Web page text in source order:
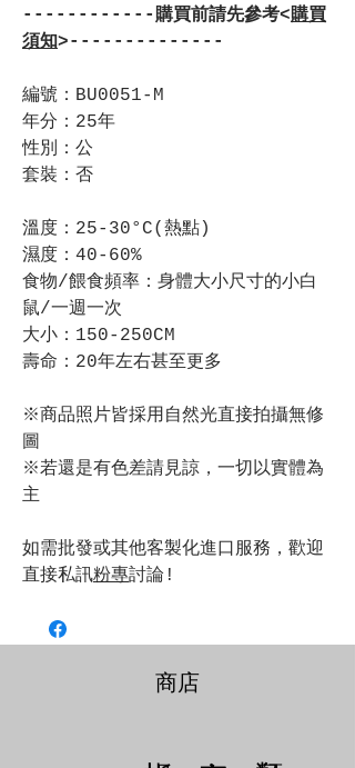
------------購買前請先參考<購買
須知>--------------
編號：BU0051-M
年分：25年
性別：公
套裝：否
溫度：25-30°C(熱點)
濕度：40-60%
食物/餵食頻率：身體大小尺寸的小白
鼠/一週一次
大小：150-250CM
壽命：20年左右甚至更多
※商品照片皆採用自然光直接拍攝無修
圖
※若還是有色差請見諒，一切以實體為
主
如需批發或其他客製化進口服務，歡迎
直接私訊粉專討論!
商店